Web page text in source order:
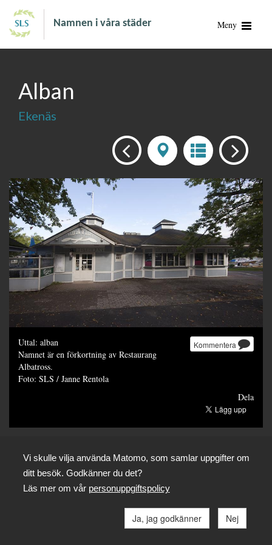
Namnen i våra städer Meny
Alban
Ekenäs
Kommentera
Uttal: alban
Namnet är en förkortning av Restaurang
Albatross.
Foto: SLS / Janne Rentola
Dela
Vi skulle vilja använda Matomo, som samlar uppgifter om
ditt besök. Godkänner du det?
Läs mer om vår personuppgiftspolicy
Ja, jag godkänner Nej